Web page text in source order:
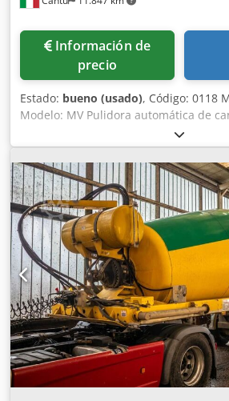
Información de
precio
Estado: bueno (usado), Código: 0118
Modelo: MV Pulidora automática de
poliéster, poliuretano y otras pinturas
Sistema de tracción sobre orugas con
Prensor superior manual con ruedas
soporte ajustable para piezas anchas
grupo - 2 cepillos ajustables - Motor
cepillo - Motor de 2 CV Altura de la
870 mm Velocidad de avance: de 5 a
trabajo mín.: 150 mm Csdpewiv Dkjfx
trabajo mín./máx.: 10/100 mm Ancho
mm Cabina de protección Cuadro
totales: 2700 x 1000 x 1250 h (mm)